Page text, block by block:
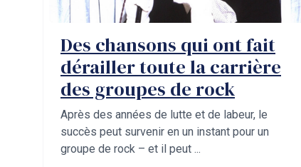
Des chansons qui ont fait
dérailler toute la carrière
des groupes de rock
Après des années de lutte et de labeur, le
succès peut survenir en un instant pour un
groupe de rock – et il peut ...